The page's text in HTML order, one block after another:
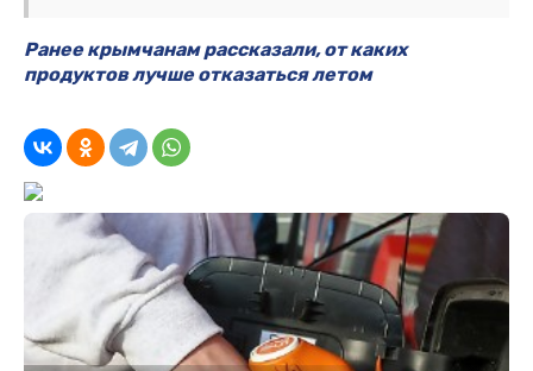
Ранее крымчанам рассказали, от каких
продуктов лучше отказаться летом